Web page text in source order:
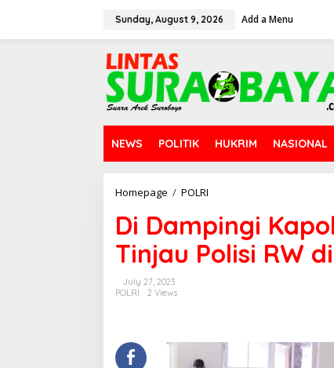
Sunday, August 9, 2026 Add a Menu
NEWS POLITIK HUKRIM NASIONAL
Homepage / POLRI
D
a
m
p
Di Dampingi
Tinjau Polisi RW
July 27, 2023
POLRI
2 Views